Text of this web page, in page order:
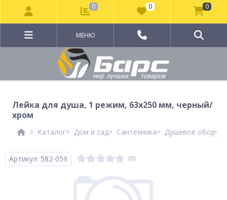
МЕНЮ
Лейка для душа, 1 режим, 63х250 мм, черный/
хром
Каталог Дом и сад Сантехника Душевое
Артикул: 582-059 (0)
0 0 0